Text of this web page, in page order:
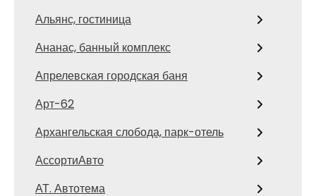
Альянс, гостиница
Ананас, банный комплекс
Апрелевская городская баня
Арт-62
Архангельская слобода, парк-отель
АссортиАвто
АТ. Автотема